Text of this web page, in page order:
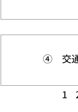
④ 交通
1